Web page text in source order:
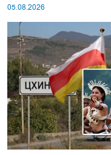
05.08.2026